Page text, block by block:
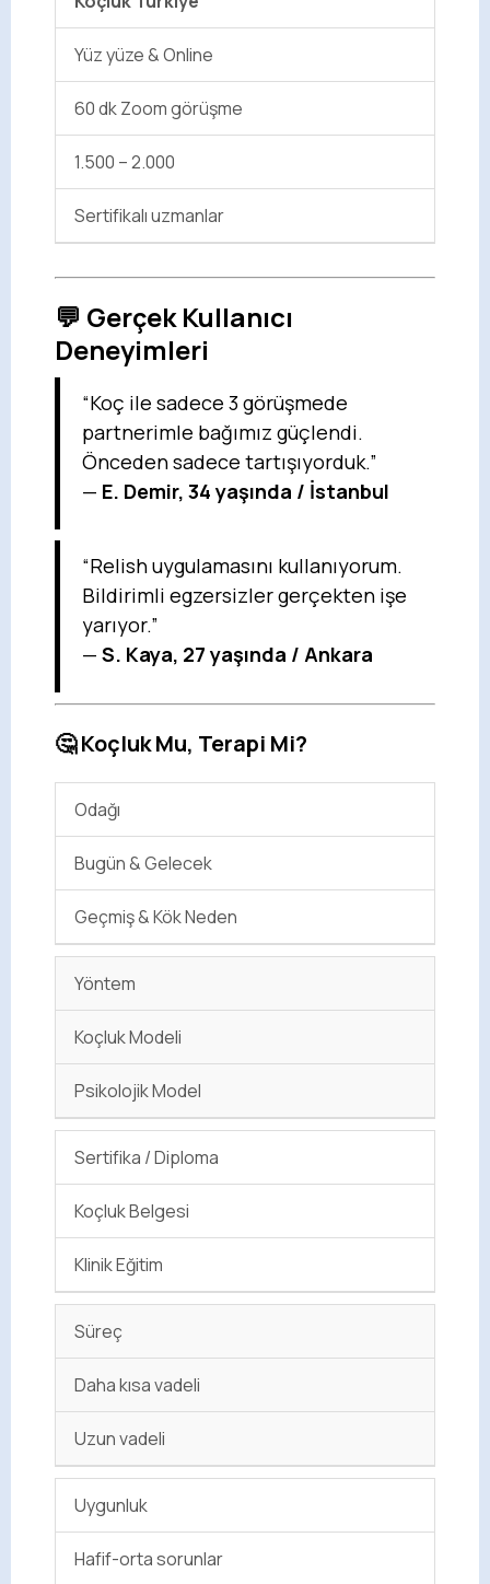
Yüz yüze & Online
60 dk Zoom görüşme
1.500 – 2.000
Sertifikalı uzmanlar
💬 Gerçek Kullanıcı
Deneyimleri
“Koç ile sadece 3 görüşmede
partnerimle bağımız güçlendi.
Önceden sadece tartışıyorduk.”
— E. Demir, 34 yaşında / İstanbul
“Relish uygulamasını kullanıyorum.
Bildirimli egzersizler gerçekten işe
yarıyor.”
— S. Kaya, 27 yaşında / Ankara
🤔 Koçluk Mu, Terapi Mi?
Odağı
Bugün & Gelecek
Geçmiş & Kök Neden
Yöntem
Koçluk Modeli
Psikolojik Model
Sertifika / Diploma
Koçluk Belgesi
Klinik Eğitim
Süreç
Daha kısa vadeli
Uzun vadeli
Uygunluk
Hafif-orta sorunlar